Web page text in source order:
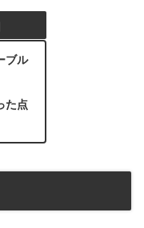
ブル
た点